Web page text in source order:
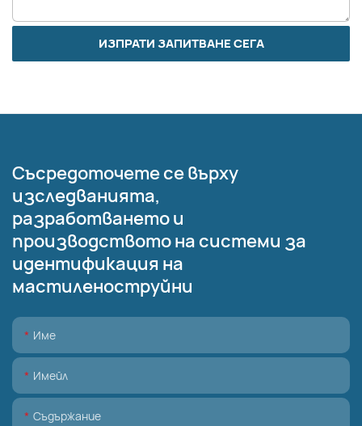
ИЗПРАТИ ЗАПИТВАНЕ СЕГА
Съсредоточете се върху
изследванията,
разработването и
производството на системи за
идентификация на
мастиленоструйни
Име
Имейл
Съдържание